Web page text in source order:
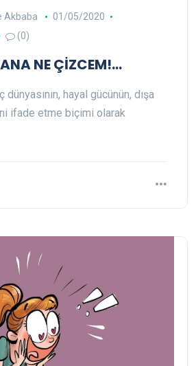
Akbaba
01/05/2020
(0)
NE ÇİZCEM!…
hayal gücünün, dışa
ifade etme biçimi olarak